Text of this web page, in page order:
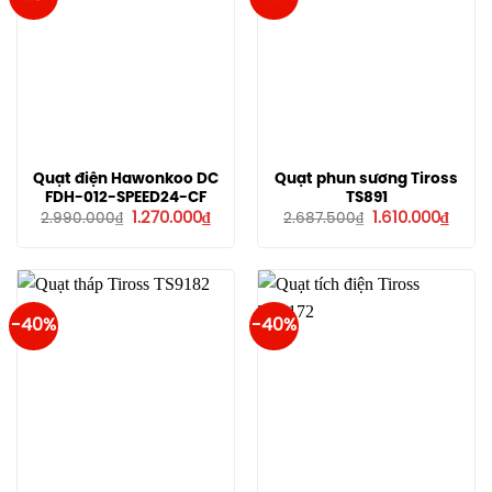
Quạt điện Hawonkoo DC
FDH-012-SPEED24-CF
2.990.000₫ Giá
1.270.000₫Giá
hiện
1.270.000₫.
Quạt phun sương Tiross
TS891
2.687.500₫ Giá
1.610.000₫Giá
hiện
-40% -40%